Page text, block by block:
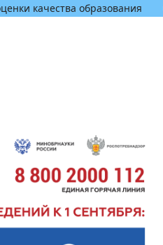
качества образования